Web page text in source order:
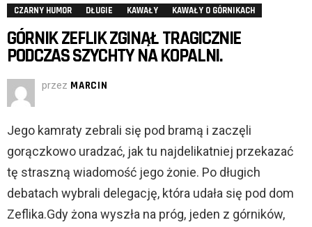
CZARNY HUMOR DŁUGIE KAWAŁY KAWAŁY O GÓRNIKACH
GÓRNIK ZEFLIK ZGINĄŁ TRAGICZNIE
PODCZAS SZYCHTY NA KOPALNI.
przez MARCIN
Jego kamraty zebrali się pod bramą i zaczęli
gorączkowo uradzać, jak tu najdelikatniej przekazać
tę straszną wiadomość jego żonie. Po długich
debatach wybrali delegację, która udała się pod dom
Zeflika.Gdy żona wyszła na próg, jeden z górników,